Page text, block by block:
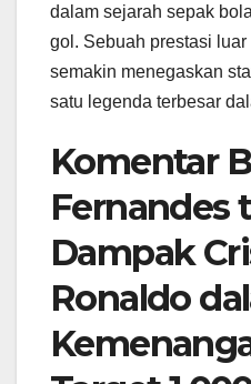
dalam sejarah sepak
gol. Sebuah prestasi
semakin menegaskan
satu legenda terbesar
Komentar
Fernandes
Dampak
Ronaldo